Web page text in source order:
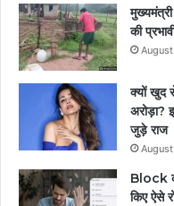
की
क्यों खुद
अरोड़ा?
जुड़े राज
Block
किए ऐसे